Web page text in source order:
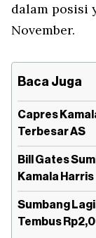
dalam posisi
November.
Baca Juga
Capres
Terbesar AS
Bill Gates
Kamala Harris
Sumbang
Tembus